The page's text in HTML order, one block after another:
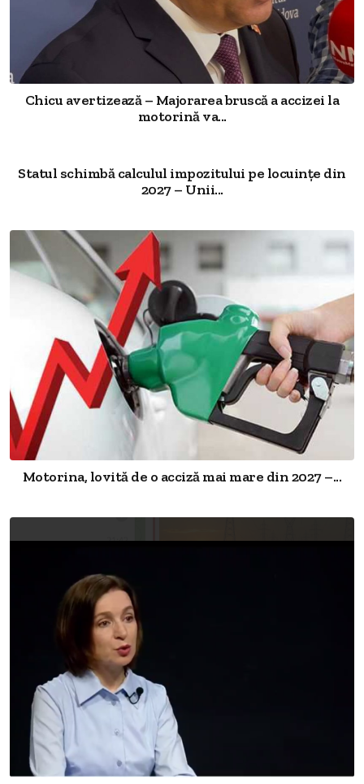
Chicu avertizează – Majorarea bruscă a accizei la
motorină va...
Statul schimbă calculul impozitului pe locuințe din
2027 – Unii...
Motorina, lovită de o acciză mai mare din 2027 –...